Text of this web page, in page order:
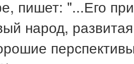
пишет: "...Его
народ,